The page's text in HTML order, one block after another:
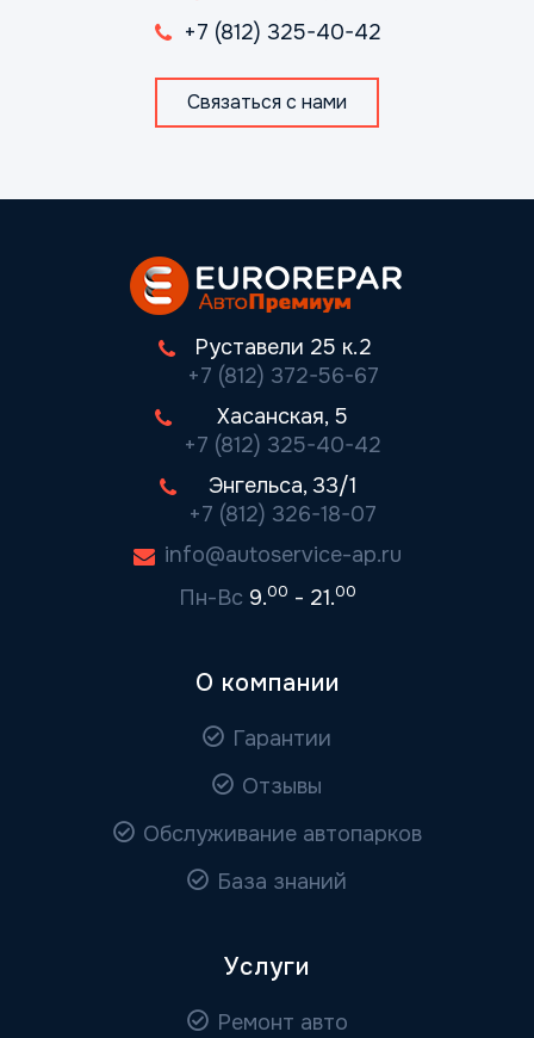
+7 (812) 325-40-42
Связаться с нами
Руставели 25 к.2
+7 (812) 372-56-67
Хасанская, 5
+7 (812) 325-40-42
Энгельса, 33/1
+7 (812) 326-18-07
info@autoservice-ap.ru
Пн-Вс 9.00 - 21.00
О компании
Гарантии
Отзывы
Обслуживание автопарков
База знаний
Услуги
Ремонт авто